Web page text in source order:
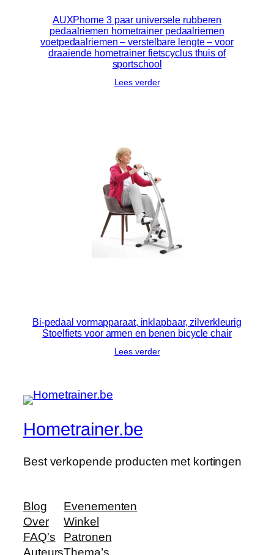
AUXPhome 3 paar universele rubberen
pedaalriemen hometrainer pedaalriemen
voetpedaalriemen – verstelbare lengte – voor
draaiende hometrainer fietscyclus thuis of
sportschool
Lees verder
Bi-pedaal vormapparaat, inklapbaar, zilverkleurig
Stoelfiets voor armen en benen bicycle chair
Lees verder
Hometrainer.be
Best verkopende producten met kortingen
Blog
Over
FAQ's
Auteurs
Evenementen
Winkel
Patronen
Thema’s